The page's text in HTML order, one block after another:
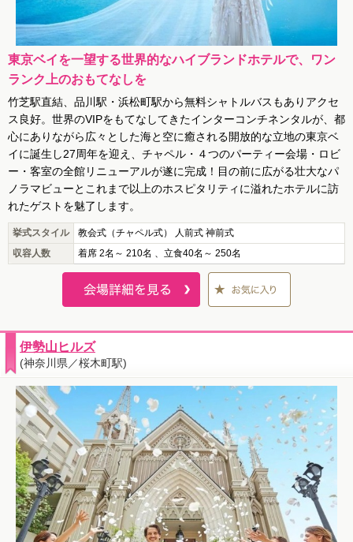
東京ベイを一望する世界的なハイブランドホテルで、ワン
ランク上のおもてなしを
竹芝駅直結、品川駅・浜松町駅から無料シャトルバスもありアクセ
ス良好。世界のVIPをもてなしてきたインターコンチネンタルが、都
心にありながら広々とした海と空に癒される開放的な立地の東京ベ
イに誕生し27周年を迎え、チャペル・４つのパーティー会場・ロビ
ー・客室の全館リニューアルが遂に完成！目の前に広がる壮大なパ
ノラマビューとこれまで以上のホスピタリティに溢れたホテルに訪
れたゲストを魅了します。
挙式スタイル
教会式（チャペル式） 人前式 神前式
収容人数
着席 2名～ 210名 、立食40名～ 250名
伊勢山ヒルズ
(神奈川県／桜木町駅)